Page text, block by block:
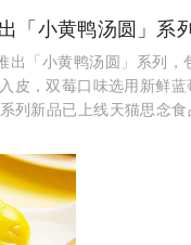
「小黄鸭汤圆」系
「小黄鸭汤圆」系列
皮，双莓口味选用新鲜
列新品已上线天猫思念